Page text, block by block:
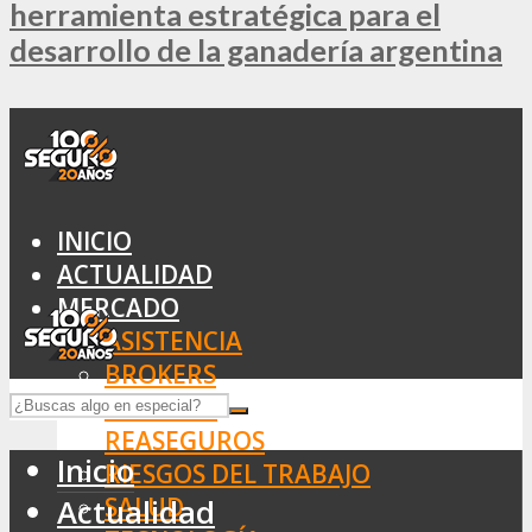
herramienta estratégica para el
desarrollo de la ganadería argentina
INICIO
ACTUALIDAD
MERCADO
ASISTENCIA
BROKERS
SEGUROS
REASEGUROS
RIESGOS DEL TRABAJO
SALUD
Inicio
Actualidad